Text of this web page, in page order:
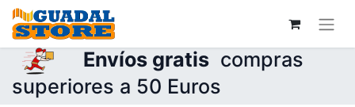
Envíos gratis compras
superiores a 50 Euros